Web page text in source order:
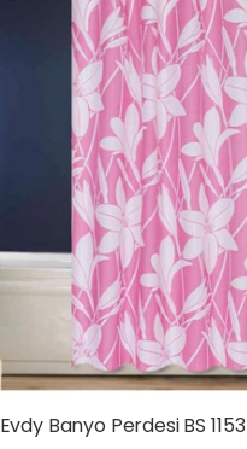
Evdy Banyo Perdesi BS 1153